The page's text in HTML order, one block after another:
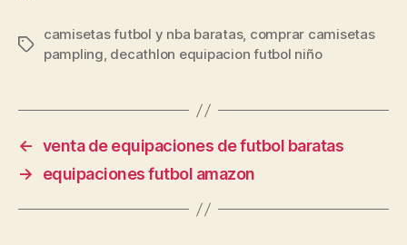
Etiquetas
camisetas futbol y nba baratas, comprar camisetas
pampling, decathlon equipacion futbol niño
← venta de equipaciones de futbol baratas
→
equipaciones futbol amazon